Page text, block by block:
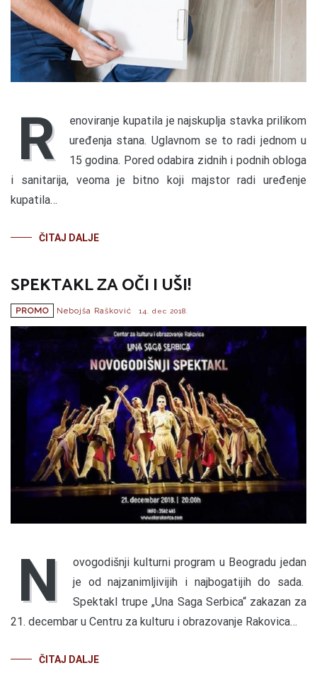
R
enoviranje kupatila je najskuplja stavka prilikom
uređenja stana. Uglavnom se to radi jednom u
15 godina. Pored odabira zidnih i podnih obloga
i sanitarija, veoma je bitno koji majstor radi uređenje
kupatila…
ČITAJ DALJE
SPEKTAKL ZA OČI I UŠI!
PROMO Nebojša Rašković 14. dec 2018.
N
ovogodišnji kulturni program u Beogradu jedan
je od najzanimljivijih i najbogatijih do sada.
Spektakl trupe „Una Saga Serbica“ zakazan za
21. decembar u Centru za kulturu i obrazovanje Rakovica…
ČITAJ DALJE